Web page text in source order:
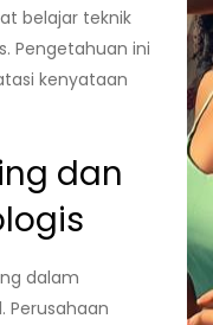
belajar teknik
Pengetahuan ini
kenyataan
dan
dalam
Perusahaan